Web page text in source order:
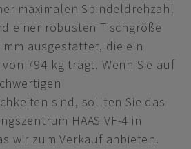
maximalen Spindeldrehzahl
einer robusten Tischgröße
mm ausgestattet, die ein
794 kg trägt. Wenn Sie auf
sind, sollten Sie das
HAAS VF-4 in
wir zum Verkauf anbieten.